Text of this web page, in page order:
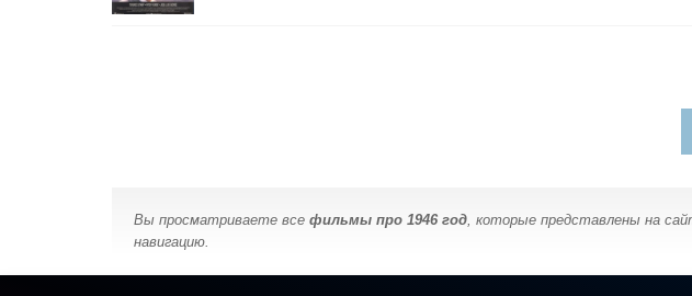
Вы просматриваете все фильмы про 1946 год, которые представлены на
навигацию.